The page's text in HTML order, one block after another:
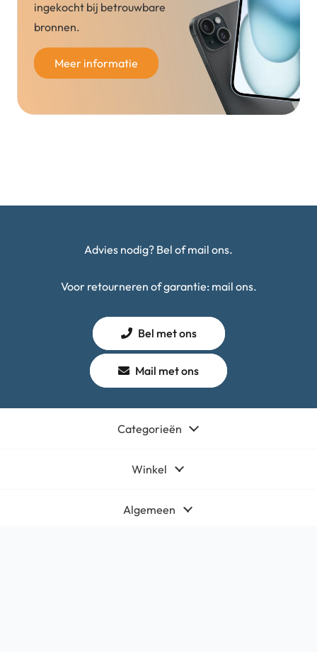
ingekocht bij betrouwbare
bronnen.
Meer informatie
Advies nodig? Bel of mail ons.
Voor retourneren of garantie: mail ons.
Bel met ons
Mail met ons
Categorieën
Winkel
Algemeen